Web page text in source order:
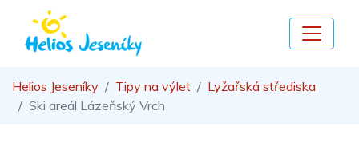
Helios Jeseníky Tipy na výlet
Lyžařská střediska
Ski areál Lázeňský Vrch